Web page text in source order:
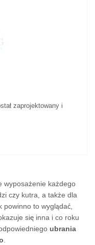
zaprojektowany i
wyposażenie każdego
czy kutra, a także dla
powinno to wyglądać,
się inna i co roku
ubrania